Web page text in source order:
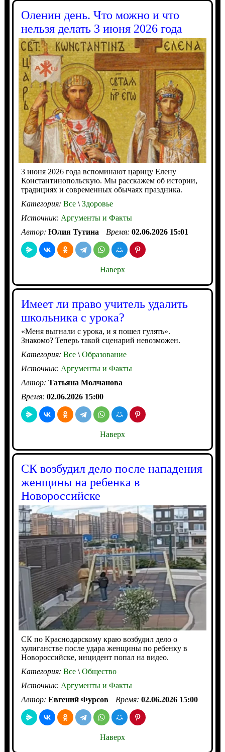
Оленин день. Что можно и что
нельзя делать 3 июня 2026 года
3 июня 2026 года вспоминают царицу Елену
Константинопольскую. Мы расскажем об истории,
традициях и современных обычаях праздника.
Категория: Все\Здоровье
Источник: Аргументы и Факты
Автор: Юлия Тутина Время: 02.06.2026 15:01
Наверх
Имеет ли право учитель удалить
школьника с урока?
«Меня выгнали с урока, и я пошел гулять».
Знакомо? Теперь такой сценарий невозможен.
Категория: Все\Образование
Источник: Аргументы и Факты
Автор: Татьяна Молчанова
Время: 02.06.2026 15:00
Наверх
СК возбудил дело после нападения
женщины на ребенка в
Новороссийске
СК по Краснодарскому краю возбудил дело о
хулиганстве после удара женщины по ребенку в
Новороссийске, инцидент попал на видео.
Категория: Все\Общество
Источник: Аргументы и Факты
Автор: Евгений Фурсов Время: 02.06.2026 15:00
Наверх